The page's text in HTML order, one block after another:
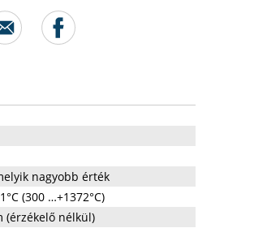
nagyobb érték
(300 …+1372°C)
(érzékelő nélkül)